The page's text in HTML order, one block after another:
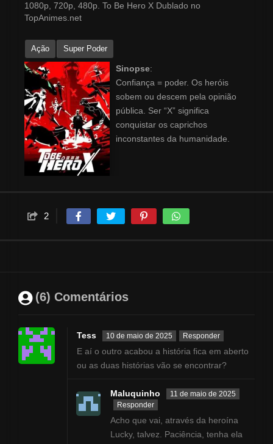
1080p, 720p, 480p. To Be Hero X Dublado no
TopAnimes.net
Ação Super Poder
Sinopse:
Confiança = poder. Os heróis
sobem ou descem pela opinião
pública. Ser “X” significa
conquistar os caprichos
inconstantes da humanidade.
2
(6) Comentários
Tess 10 de maio de 2025 Responder
E aí o outro acabou a história fica em aberto
ou as duas histórias vão se encontrar?
Maluquinho
11 de maio de 2025
Responder
Acho que vai, através da heroína
Lucky, talvez. Paciência, tenha ela